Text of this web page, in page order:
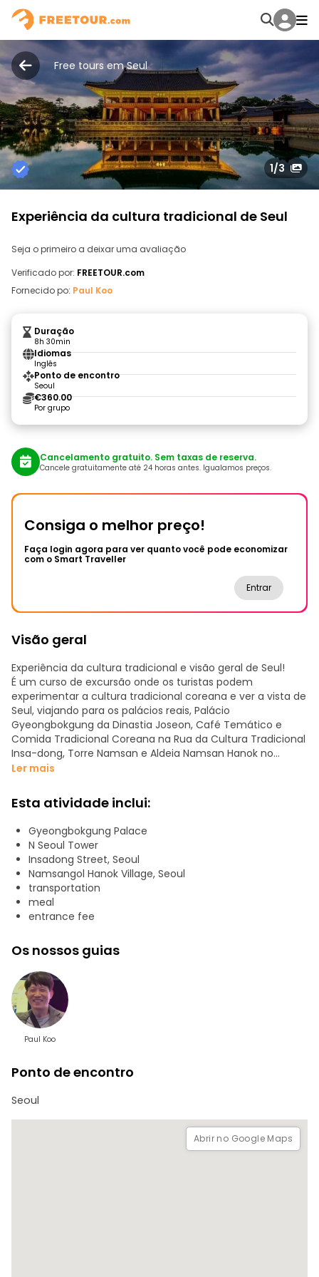
Free tours em Seul
1/3
Experiência da cultura tradicional de Seul
Seja o primeiro a deixar uma avaliação
Verificado por: FREETOUR.com
Fornecido po: Paul Koo
Duração
8h 30min
Idiomas
Inglês
Ponto de encontro
Seoul
€360.00
Por grupo
Cancelamento gratuito. Sem taxas de reserva.
Cancele gratuitamente até 24 horas antes. Igualamos preços.
Consiga o melhor preço!
Faça login agora para ver quanto você pode economizar
com o Smart Traveller
Entrar
Visão geral
Experiência da cultura tradicional e visão geral de Seul!
É um curso de excursão onde os turistas podem
experimentar a cultura tradicional coreana e ver a vista de
Seul, viajando para os palácios reais, Palácio
Gyeongbokgung da Dinastia Joseon, Café Temático e
Comida Tradicional Coreana na Rua da Cultura Tradicional
Insa-dong, Torre Namsan e Aldeia Namsan Hanok no
centro de Seul.
Esta excursão é o curso básico no centro de Seul, que
proporciona uma compreensão e apreciação da cultura
tradicional coreana e se torna a base para expandir outra
excursão à Coreia moderna e à cultura popular coreana.
Por conseguinte, recomenda-se a realização desta
excursão no início, logo após a chegada dos turistas a Seul.
Deslocação em transportes públicos para cada destino
turístico (Gyeongbokgung - a pé - Insadong - de
autocarro - N Seoul Tower - de autocarro - Namsan Hanok
Ler mais
Esta atividade inclui:
Gyeongbokgung Palace
N Seoul Tower
Insadong Street, Seoul
Namsangol Hanok Village, Seoul
transportation
meal
entrance fee
Os nossos guias
Paul Koo
Ponto de encontro
Seoul
Abrir no Google Maps